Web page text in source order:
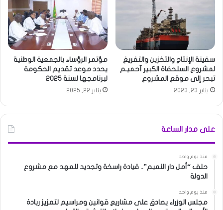
سفينة الإنتاج والتخزين والتفريغ
لمشروع السلحفاة الكبير آحميـم
تبحر إلى موقع المشروع
يناير 23, 2023
مؤتمر الرؤساء بالجمعية الوطنية
يحدد موعد تقديم الحكومة
لبرنامجها لسنة 2025
يناير 22, 2025
على مدار الساعة
منذ يوم واحد
حلف “أمل دار النعيم”.. قيادة راسخة وتجديد للعهد مع مشروع
الدولة
منذ يوم واحد
مجلس الوزراء يصادق على مشاريع قوانين ومراسيم لتعزيز ريادة